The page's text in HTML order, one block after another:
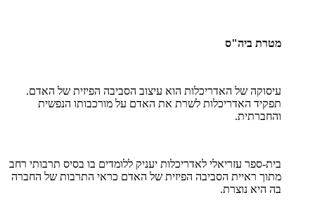
מטרת ביה"ס
עיסוקה של האדריכלות הוא עיצוב הסביבה הפיזית של האדם.
תפקיד האדריכלות לשרת את האדם על מורכבותו הנפשית
והחברתית.
בית-ספר עזריאלי לאדריכלות יעניק ללומדים בו בסיס תרבותי רחב
מתוך ראיית הסביבה הפיזית של האדם כראי התרבות של החברה
בה היא נוצרת.